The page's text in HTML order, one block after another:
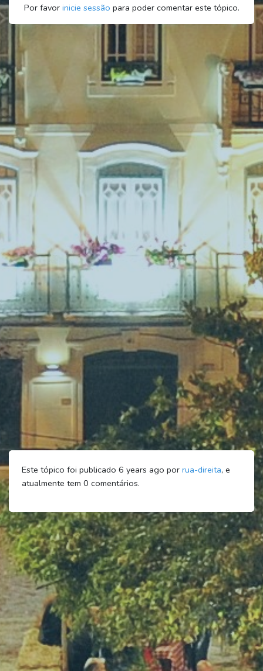
Por favor inicie sessão para poder comentar este tópico.
Este tópico foi publicado 6 years ago por rua-direita, e
atualmente tem 0 comentários.